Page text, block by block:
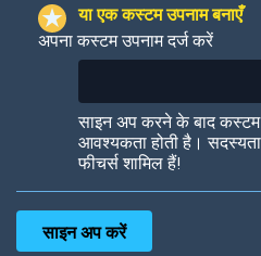
या एक कस्टम उपनाम बनाएँ
अपना कस्टम उपनाम दर्ज करें
साइन अप करने के बाद कस्टम
आवश्यकता होती है।
फीचर्स शामिल हैं!